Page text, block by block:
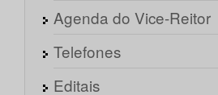
Agenda do Vice-Reitor
Telefones
Editais